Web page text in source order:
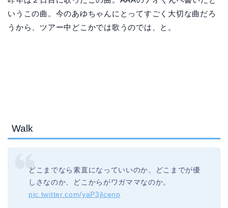
いうこの曲。今のあゆちゃんにとってすごく大切な曲だろ
うから、ツアー中どこかでは歌うのでは、と。
Walk
どこまでなら素直になっていいのか、どこまでが優
しさなのか、どこからがワガママなのか。
pic.twitter.com/yaP3jlcenp